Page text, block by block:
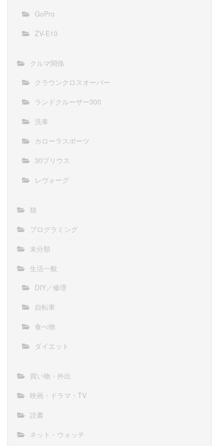
GoPro
ZV-E10
クルマ関係
クラウンクロスオーバー
ランドクルーザー300
洗車
カローラスポーツ
30プリウス
レヴォーグ
猫
プログラミング
未分類
生活一般
DIY／修理
自転車
食べ物
ダイエット
買い物・外出
映画・ドラマ・TV
読書
ネット・ウォッチ